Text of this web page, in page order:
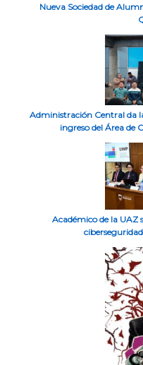
Nueva Sociedad de
Administración Central da
ingreso del Área de
Académico de la UAZ